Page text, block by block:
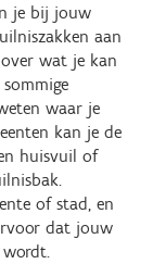
je bij jouw
aan
wat je kan
waar je
kan je de
huisvuil of
of stad, en
dat jouw
wordt.